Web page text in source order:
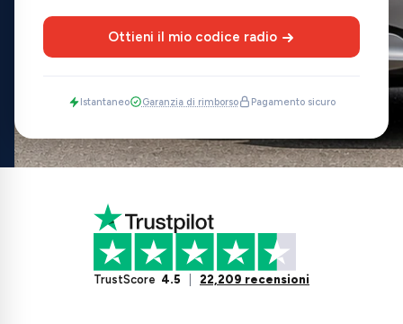
Ottieni il mio codice radio
Istantaneo Garanzia di rimborso Pagamento sicuro
TrustScore 4.5 22,209 recensioni